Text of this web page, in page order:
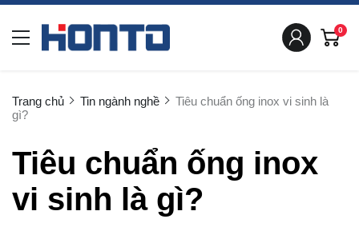
0
Trang chủ Tin ngành nghề
Tiêu chuẩn ống inox vi sinh là
gì?
Tiêu chuẩn ống inox
vi sinh là gì?